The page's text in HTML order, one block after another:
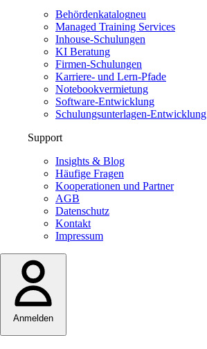
Behördenkatalogneu
Managed Training Services
Inhouse-Schulungen
KI Beratung
Firmen-Schulungen
Karriere- und Lern-Pfade
Notebookvermietung
Software-Entwicklung
Schulungsunterlagen-Entwicklung
Support
Insights & Blog
Häufige Fragen
Kooperationen und Partner
AGB
Datenschutz
Kontakt
Impressum
Anmelden